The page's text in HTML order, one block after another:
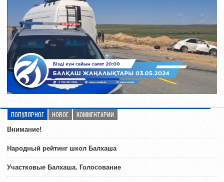
ПОПУЛЯРНОЕ НОВОЕ КОММЕНТАРИИ
Внимание!
Народный рейтинг школ Балхаша
Участковые Балхаша. Голосование